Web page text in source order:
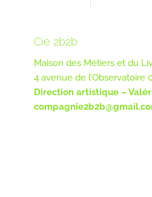
Cie 2b2b
Maison des Métiers et du
4 avenue de l’Observatoire
Direction artistique –